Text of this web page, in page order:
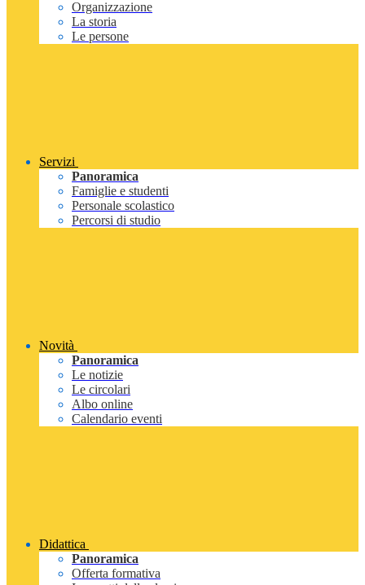
Organizzazione
La storia
Le persone
Servizi
Panoramica
Famiglie e studenti
Personale scolastico
Percorsi di studio
Novità
Panoramica
Le notizie
Le circolari
Albo online
Calendario eventi
Didattica
Panoramica
Offerta formativa